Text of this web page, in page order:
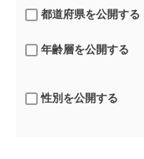
都道府県を公開する
年齢層を公開する
性別を公開する